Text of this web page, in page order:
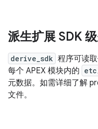
派生扩展 SDK
derive_sdk 程序可读
每个 APEX 模块内的
元数据。如需详细了解
文件。